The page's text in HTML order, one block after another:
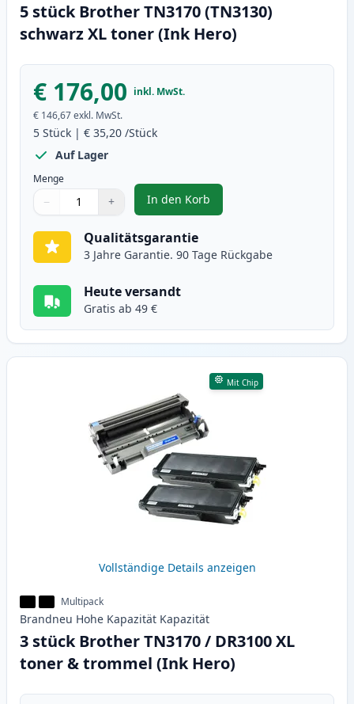
5 stück Brother TN3170 (TN3130)
schwarz XL toner (Ink Hero)
€ 176,00 inkl. MwSt.
€ 146,67exkl. MwSt.
5 Stück | € 35,20 /Stück
Auf Lager
Menge
Verwenden Sie die Tasten, um anzupassen
− +
1
In den Korb
, 5 stück Brother TN3170
Qualitätsgarantie
3 Jahre Garantie. 90 Tage Rückgabe
Heute versandt
Gratis ab 49 €
Mit Chip
Vollständige Details anzeigen
Multipack
Brandneu Hohe Kapazität Kapazität
3 stück Brother TN3170 / DR3100 XL
toner & trommel (Ink Hero)